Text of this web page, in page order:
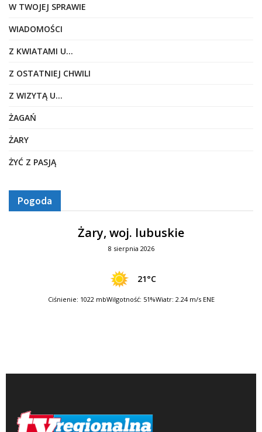
W TWOJEJ SPRAWIE
WIADOMOŚCI
Z KWIATAMI U…
Z OSTATNIEJ CHWILI
Z WIZYTĄ U…
ŻAGAŃ
ŻARY
ŻYĆ Z PASJĄ
Pogoda
Żary, woj. lubuskie
8 sierpnia 2026
21°C
Ciśnienie: 1022 mbWilgotność: 51%Wiatr: 2.24 m/s ENE